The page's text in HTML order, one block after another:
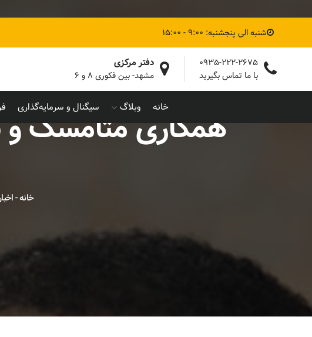
شنبه الی پنجشنبه: 9:00 - 15:00
0935-222-2675
با ما تماس بگیرید
دفتر مرکزی
مشهد- بین فکوری ۸ و ۶
خانه وبلاگ سیگنال و سرمایه‌گذاری
همکاری متامسک و
خانه-